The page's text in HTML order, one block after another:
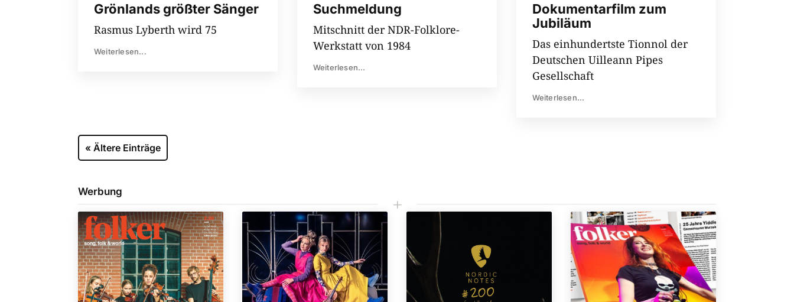
Grönlands größter Sänger
Rasmus Lyberth wird 75
Weiterlesen...
Suchmeldung
Mitschnitt der NDR-Folklore-
Werkstatt von 1984
Weiterlesen...
Dokumentarfilm zum
Jubiläum
Das einhundertste Tionnol der
Deutschen Uilleann Pipes
Gesellschaft
Weiterlesen...
« Ältere Einträge
Werbung
L